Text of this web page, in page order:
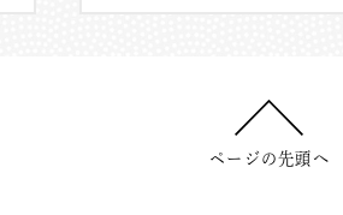
ページの先頭へ